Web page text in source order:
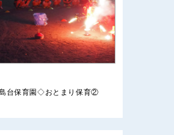
台保育園◇おとまり保育②